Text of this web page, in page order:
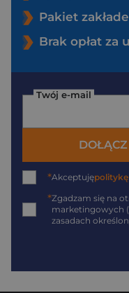
Pakiet
Brak opłat za
Twój e-mail
*Akceptuję
*Zgadzam się na
marketingowych
zasadach